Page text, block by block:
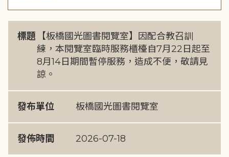
標題
【板橋國光圖書閱覽室】因配合教召訓
練，本閱覽室臨時服務櫃檯自7月22日起至
8月14日期間暫停服務，造成不便，敬請見
諒。
發布單位 板橋國光圖書閱覽室
發佈時間 2026-07-18